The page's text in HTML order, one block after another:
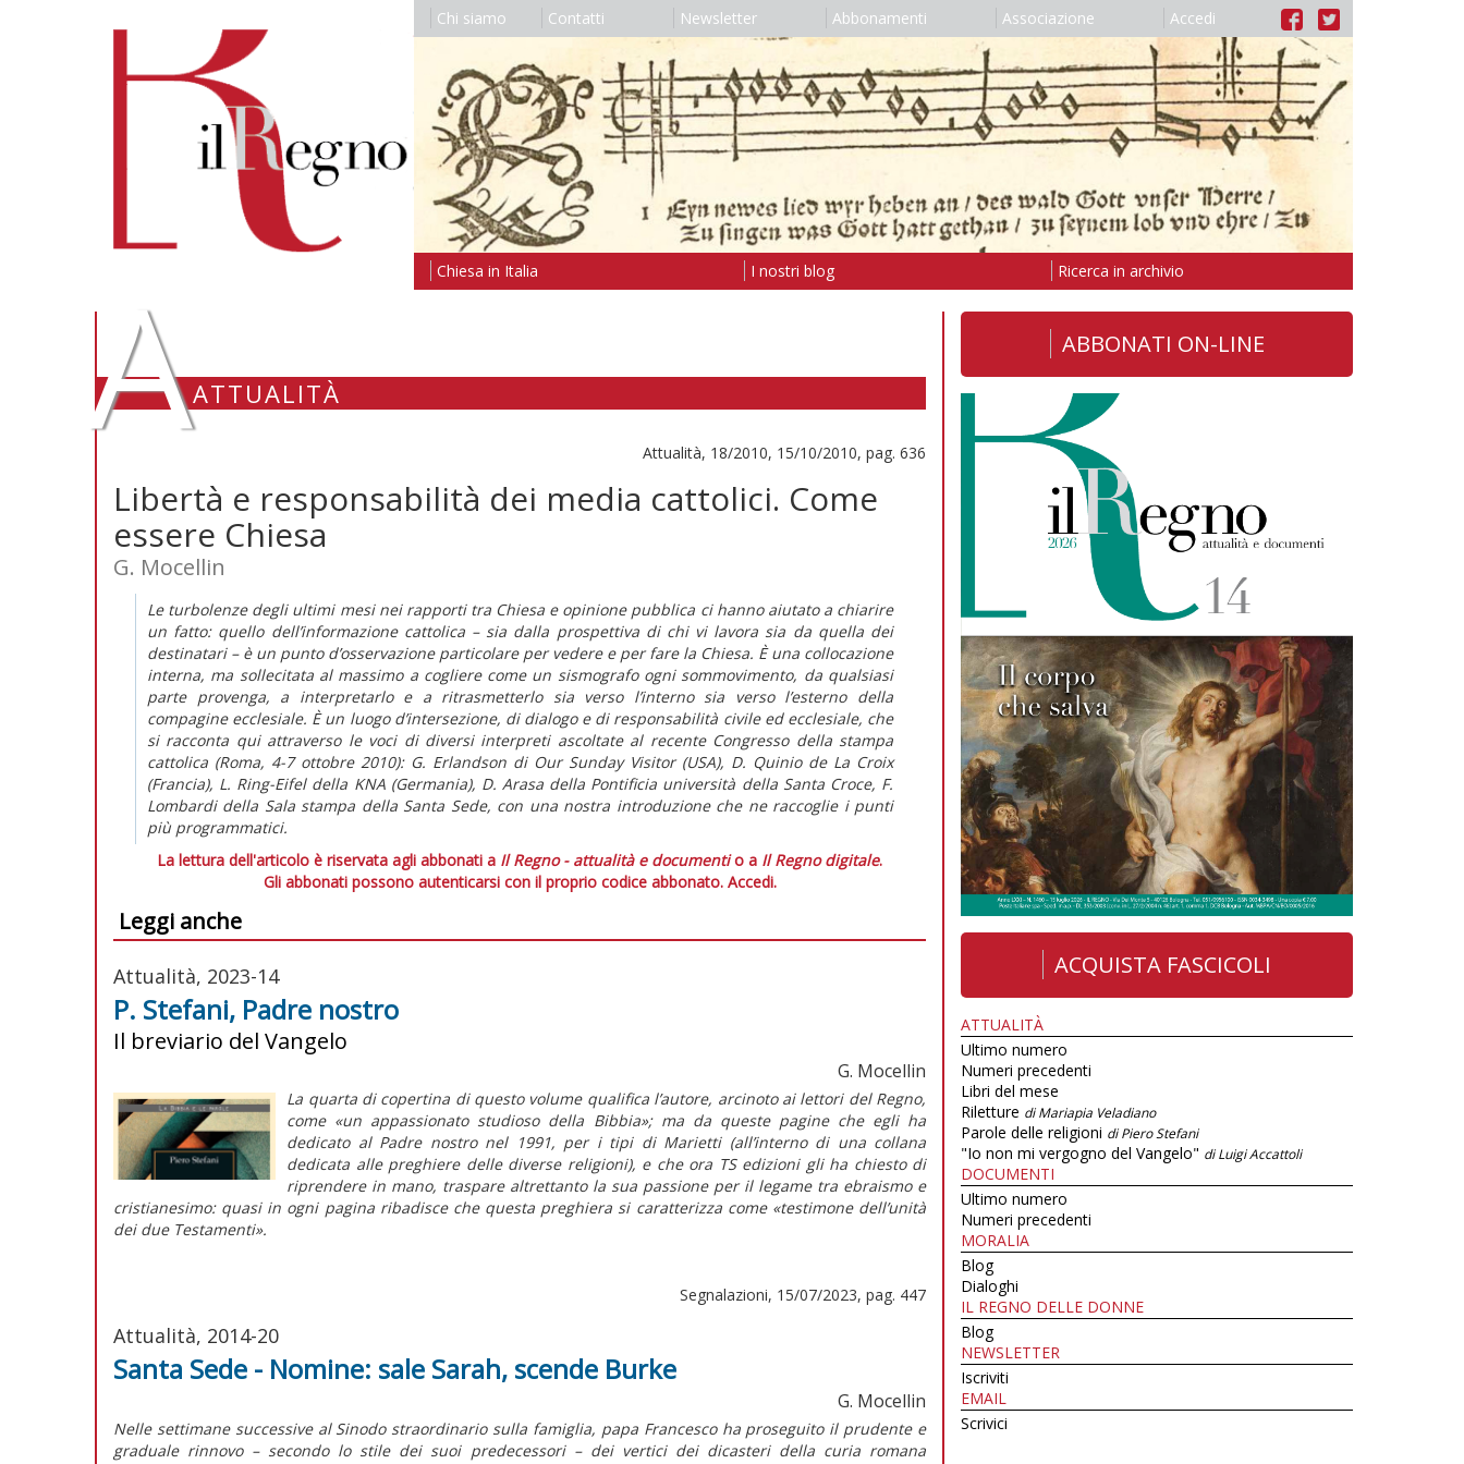
Chi siamo Contatti Newsletter Abbonamenti Associazione Accedi
Chiesa in Italia I nostri blog Ricerca in archivio
AATTUALITÀ
Attualità, 18/2010, 15/10/2010, pag. 636
Libertà e responsabilità dei media cattolici. Come
essere Chiesa
G. Mocellin
Le turbolenze degli ultimi mesi nei rapporti tra Chiesa e opinione pubblica ci hanno aiutato a chiarire
un fatto: quello dell’informazione cattolica – sia dalla prospettiva di chi vi lavora sia da quella dei
destinatari – è un punto d’osservazione particolare per vedere e per fare la Chiesa. È una collocazione
interna, ma sollecitata al massimo a cogliere come un sismografo ogni sommovimento, da qualsiasi
parte provenga, a interpretarlo e a ritrasmetterlo sia verso l’interno sia verso l’esterno della
compagine ecclesiale. È un luogo d’intersezione, di dialogo e di responsabilità civile ed ecclesiale, che
si racconta qui attraverso le voci di diversi interpreti ascoltate al recente Congresso della stampa
cattolica (Roma, 4-7 ottobre 2010): G. Erlandson di Our Sunday Visitor (USA), D. Quinio de La Croix
(Francia), L. Ring-Eifel della KNA (Germania), D. Arasa della Pontificia università della Santa Croce, F.
Lombardi della Sala stampa della Santa Sede, con una nostra introduzione che ne raccoglie i punti
più programmatici.
La lettura dell'articolo è riservata agli abbonati a Il Regno - attualità e documentio a Il Regno digitale.
Gli abbonati possono autenticarsi con il proprio codice abbonato. Accedi.
Leggi anche
Attualità, 2023-14
P. Stefani, Padre nostro
Il breviario del Vangelo
G. Mocellin
La quarta di copertina di questo volume qualifica l’autore, arcinoto ai lettori del Regno,
come «un appassionato studioso della Bibbia»; ma da queste pagine che egli ha
dedicato al Padre nostronel 1991, per i tipi di Marietti (all’interno di una collana
dedicata alle preghiere delle diverse religioni), e che ora TS edizioni gli ha chiesto di
riprendere in mano, traspare altrettanto la sua passione per il legame tra ebraismo e
cristianesimo: quasi in ogni pagina ribadisce che questa preghiera si caratterizza come «testimone dell’unità
dei due Testamenti».
Segnalazioni, 15/07/2023, pag. 447
Attualità, 2014-20
Santa Sede - Nomine: sale Sarah, scende Burke
G. Mocellin
Nelle settimane successive al Sinodo straordinario sulla famiglia, papa Francesco ha proseguito il prudente e
graduale rinnovo – secondo lo stile dei suoi predecessori – dei vertici dei dicasteri della curia romana
ABBONATI ON-LINE
ACQUISTA FASCICOLI
ATTUALITÀ
Ultimo numero
Numeri precedenti
Libri del mese
Riletture di Mariapia Veladiano
Parole delle religioni di Piero Stefani
"Io non mi vergogno del Vangelo" di Luigi Accattoli
DOCUMENTI
Ultimo numero
Numeri precedenti
MORALIA
Blog
Dialoghi
IL REGNO DELLE DONNE
Blog
NEWSLETTER
Iscriviti
EMAIL
Scrivici